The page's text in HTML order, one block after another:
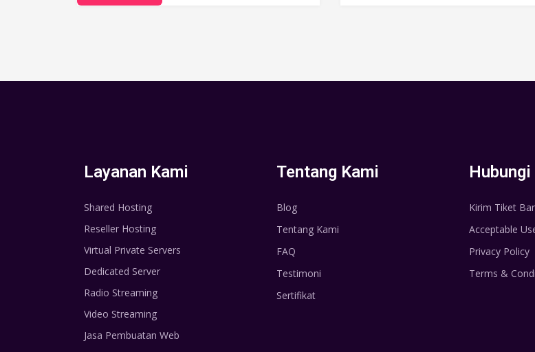
Layanan Kami
Shared Hosting
Reseller Hosting
Virtual Private Servers
Dedicated Server
Radio Streaming
Video Streaming
Jasa Pembuatan Web
Tentang Kami
Blog
Tentang Kami
FAQ
Testimoni
Sertifikat
Hubungi
Kirim Tiket
Acceptable
Privacy Policy
Terms &